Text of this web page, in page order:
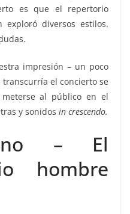
es que el repertorio
exploró diversos estilos.
impresión – un poco
el concierto se
al público en el
y sonidos in crescendo.
– El
hombre